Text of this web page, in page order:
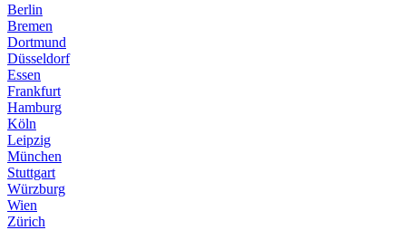
Berlin
Bremen
Dortmund
Düsseldorf
Essen
Frankfurt
Hamburg
Köln
Leipzig
München
Stuttgart
Würzburg
Wien
Zürich